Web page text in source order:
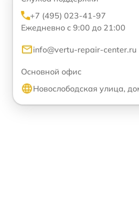
+7 (495) 023-41-97
Ежедневно с 9:00 до 21:00
info@vertu-repair-center.ru
Основной офис
Новослободская улица,